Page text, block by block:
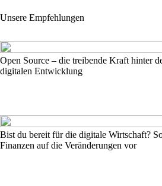
Unsere Empfehlungen
Open Source – die treibende Kraft hinter
digitalen Entwicklung
Bist du bereit für die digitale Wirtschaft?
Finanzen auf die Veränderungen vor